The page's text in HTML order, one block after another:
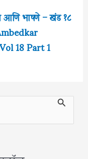
भाषणे – खंड १८
18 Part 1